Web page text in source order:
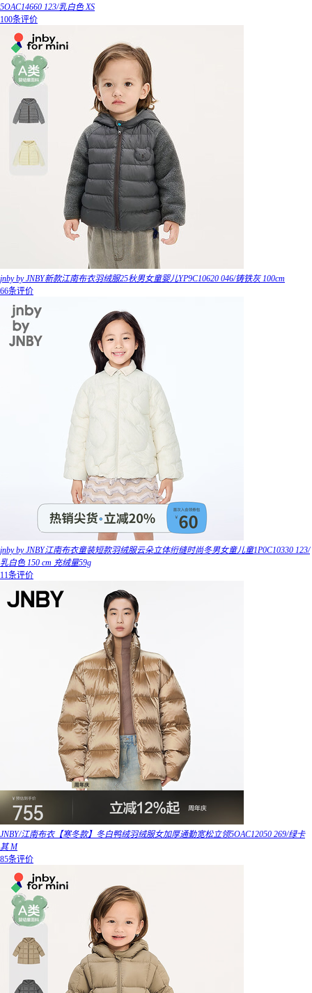
5OAC14660 123/乳白色 XS
100条评价
jnby by JNBY新款江南布衣羽绒服25秋男女童婴儿YP9C10620 046/铸铁灰 100cm
66条评价
jnby by JNBY江南布衣童装短款羽绒服云朵立体绗缝时尚冬男女童儿童1P0C10330 123/
乳白色 150 cm 充绒量59g
11条评价
JNBY/江南布衣【寒冬款】冬白鸭绒羽绒服女加厚通勤宽松立领5OAC12050 269/绿卡
其 M
85条评价